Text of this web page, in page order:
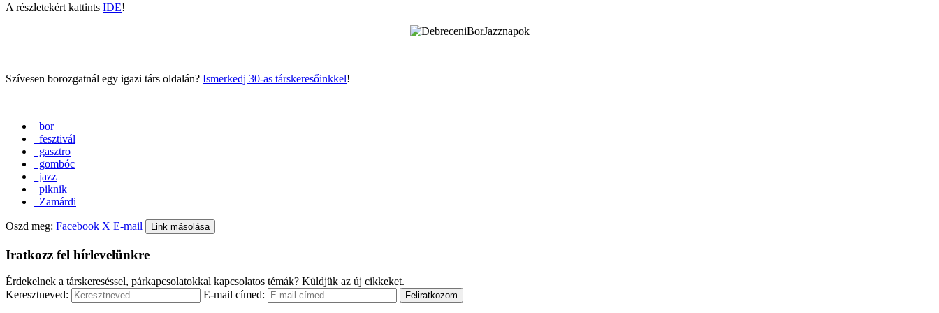
A részletekért kattints IDE!
Szívesen borozgatnál egy igazi társ oldalán? Ismerkedj 30-as társkeresőinkkel!
bor
fesztivál
gasztro
gombóc
jazz
piknik
Zamárdi
Oszd meg: Facebook X E-mail Link másolása
Iratkozz fel hírlevelünkre
Érdekelnek a társkereséssel, párkapcsolatokkal kapcsolatos témák? Küldjük az új cikkeket.
Keresztneved:
E-mail címed: